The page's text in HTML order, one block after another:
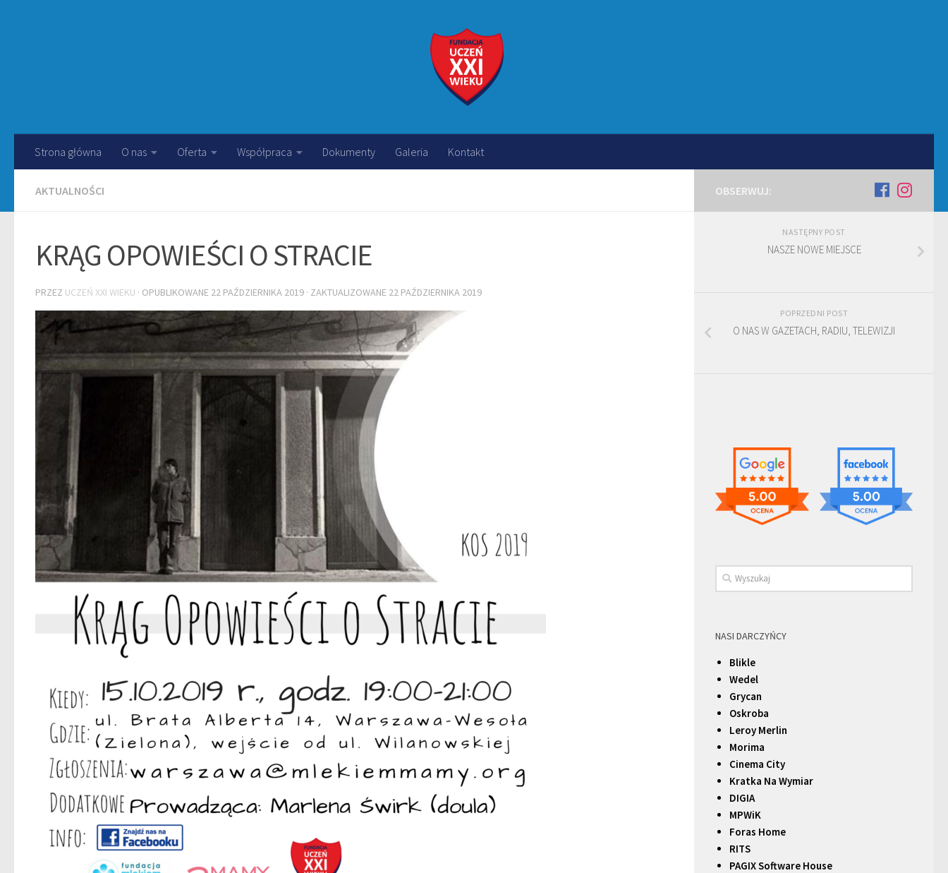
Strona główna O nas Oferta Współpraca Dokumenty Galeria Kontakt
AKTUALNOŚCI
KRĄG OPOWIEŚCI O STRACIE
PRZEZ UCZEŃ XXI WIEKU · OPUBLIKOWANE 22 PAŹDZIERNIKA 2019 · ZAKTUALIZOWANE 22 PAŹDZIERNIKA 2019
OBSERWUJ:
NASTĘPNY POST
NASZE NOWE MIEJSCE
POPRZEDNI POST
O NAS W GAZETACH, RADIU, TELEWIZJI
NASI DARCZYŃCY
Blikle
Wedel
Grycan
Oskroba
Leroy Merlin
Morima
Cinema City
Kratka Na Wymiar
DIGIA
MPWiK
Foras Home
RITS
PAGIX Software House